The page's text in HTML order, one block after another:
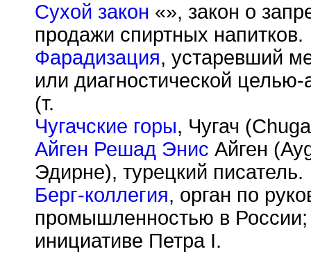
Сухой закон «», закон о
продажи спиртных напитков.
Фарадизация, устаревший
или диагностической
(т.
Чугачские горы, Чугач
Айген Решад Энис Айген
Эдирне), турецкий писатель.
Берг-коллегия, орган по
промышленностью в
инициативе Петра I.